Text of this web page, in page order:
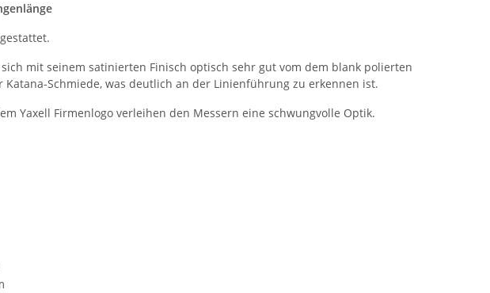
mit seinem satinierten Finisch optisch sehr gut vom dem blank polierten
Schmiede, was deutlich an der Linienführung zu erkennen ist.
Yaxell Firmenlogo verleihen den Messern eine schwungvolle Optik.